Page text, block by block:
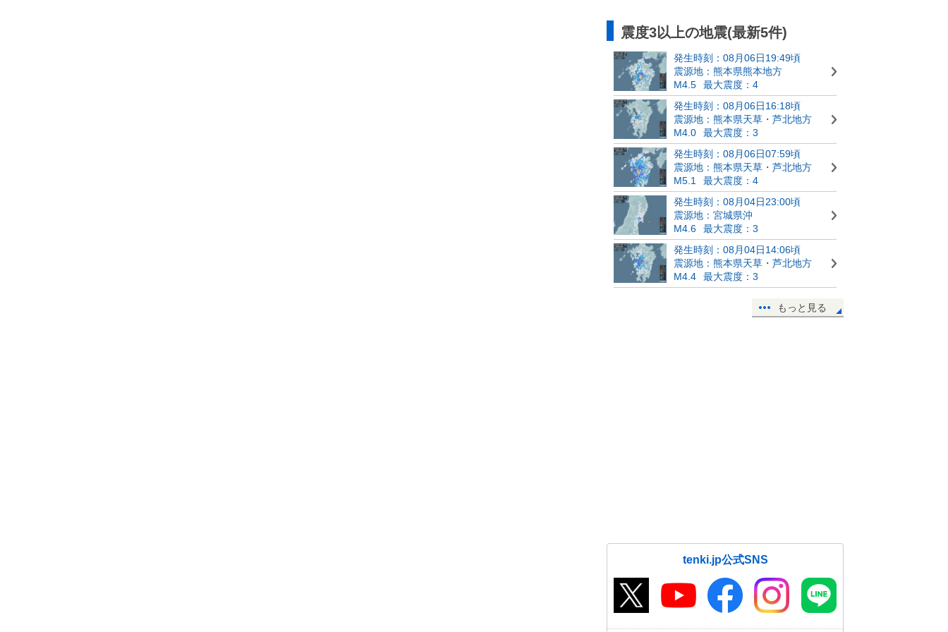
震度3以上の地震(最新5件)
発生時刻：08月06日19:49頃
震源地：熊本県熊本地方
M4.5
最大震度：4
発生時刻：08月06日16:18頃
震源地：熊本県天草・芦北地方
M4.0
最大震度：3
発生時刻：08月06日07:59頃
震源地：熊本県天草・芦北地方
M5.1
最大震度：4
発生時刻：08月04日23:00頃
震源地：宮城県沖
M4.6
最大震度：3
発生時刻：08月04日14:06頃
震源地：熊本県天草・芦北地方
M4.4
最大震度：3
もっと見る
tenki.jp公式SNS